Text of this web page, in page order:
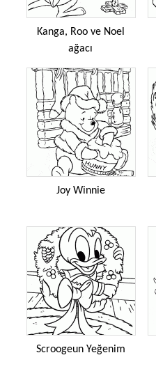
Kanga, Roo ve Noel
ağacı
Joy Winnie
Scroogeun Yeğenim